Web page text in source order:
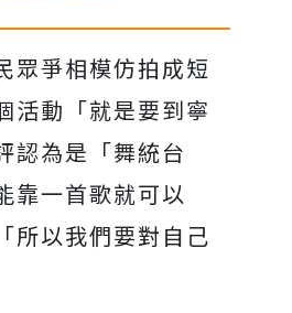
眾爭相模仿拍成短
活動「就是要到寧
認為是「舞統台
靠一首歌就可以
所以我們要對自己